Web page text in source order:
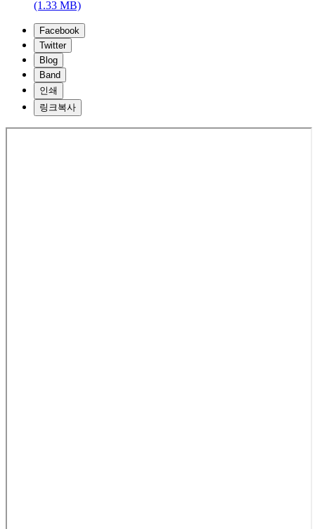
(1.33 MB)
Facebook
Twitter
Blog
Band
인쇄
링크복사